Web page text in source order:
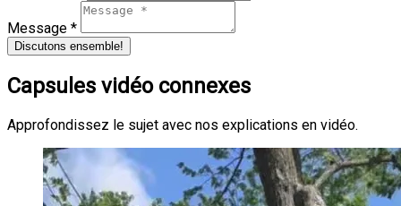
Message *
Discutons ensemble!
Capsules vidéo connexes
Approfondissez le sujet avec nos explications en vidéo.